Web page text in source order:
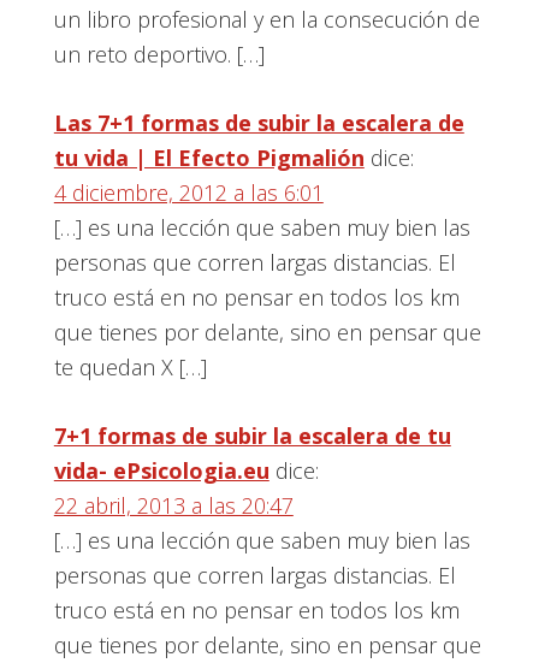
un libro profesional y en la consecución de
un reto deportivo. […]
Las 7+1 formas de subir la escalera de
tu vida | El Efecto Pigmalión dice:
4 diciembre, 2012 a las 6:01
[…] es una lección que saben muy bien las
personas que corren largas distancias. El
truco está en no pensar en todos los km
que tienes por delante, sino en pensar que
te quedan X […]
7+1 formas de subir la escalera de tu
vida- ePsicologia.eu dice:
22 abril, 2013 a las 20:47
[…] es una lección que saben muy bien las
personas que corren largas distancias. El
truco está en no pensar en todos los km
que tienes por delante, sino en pensar que